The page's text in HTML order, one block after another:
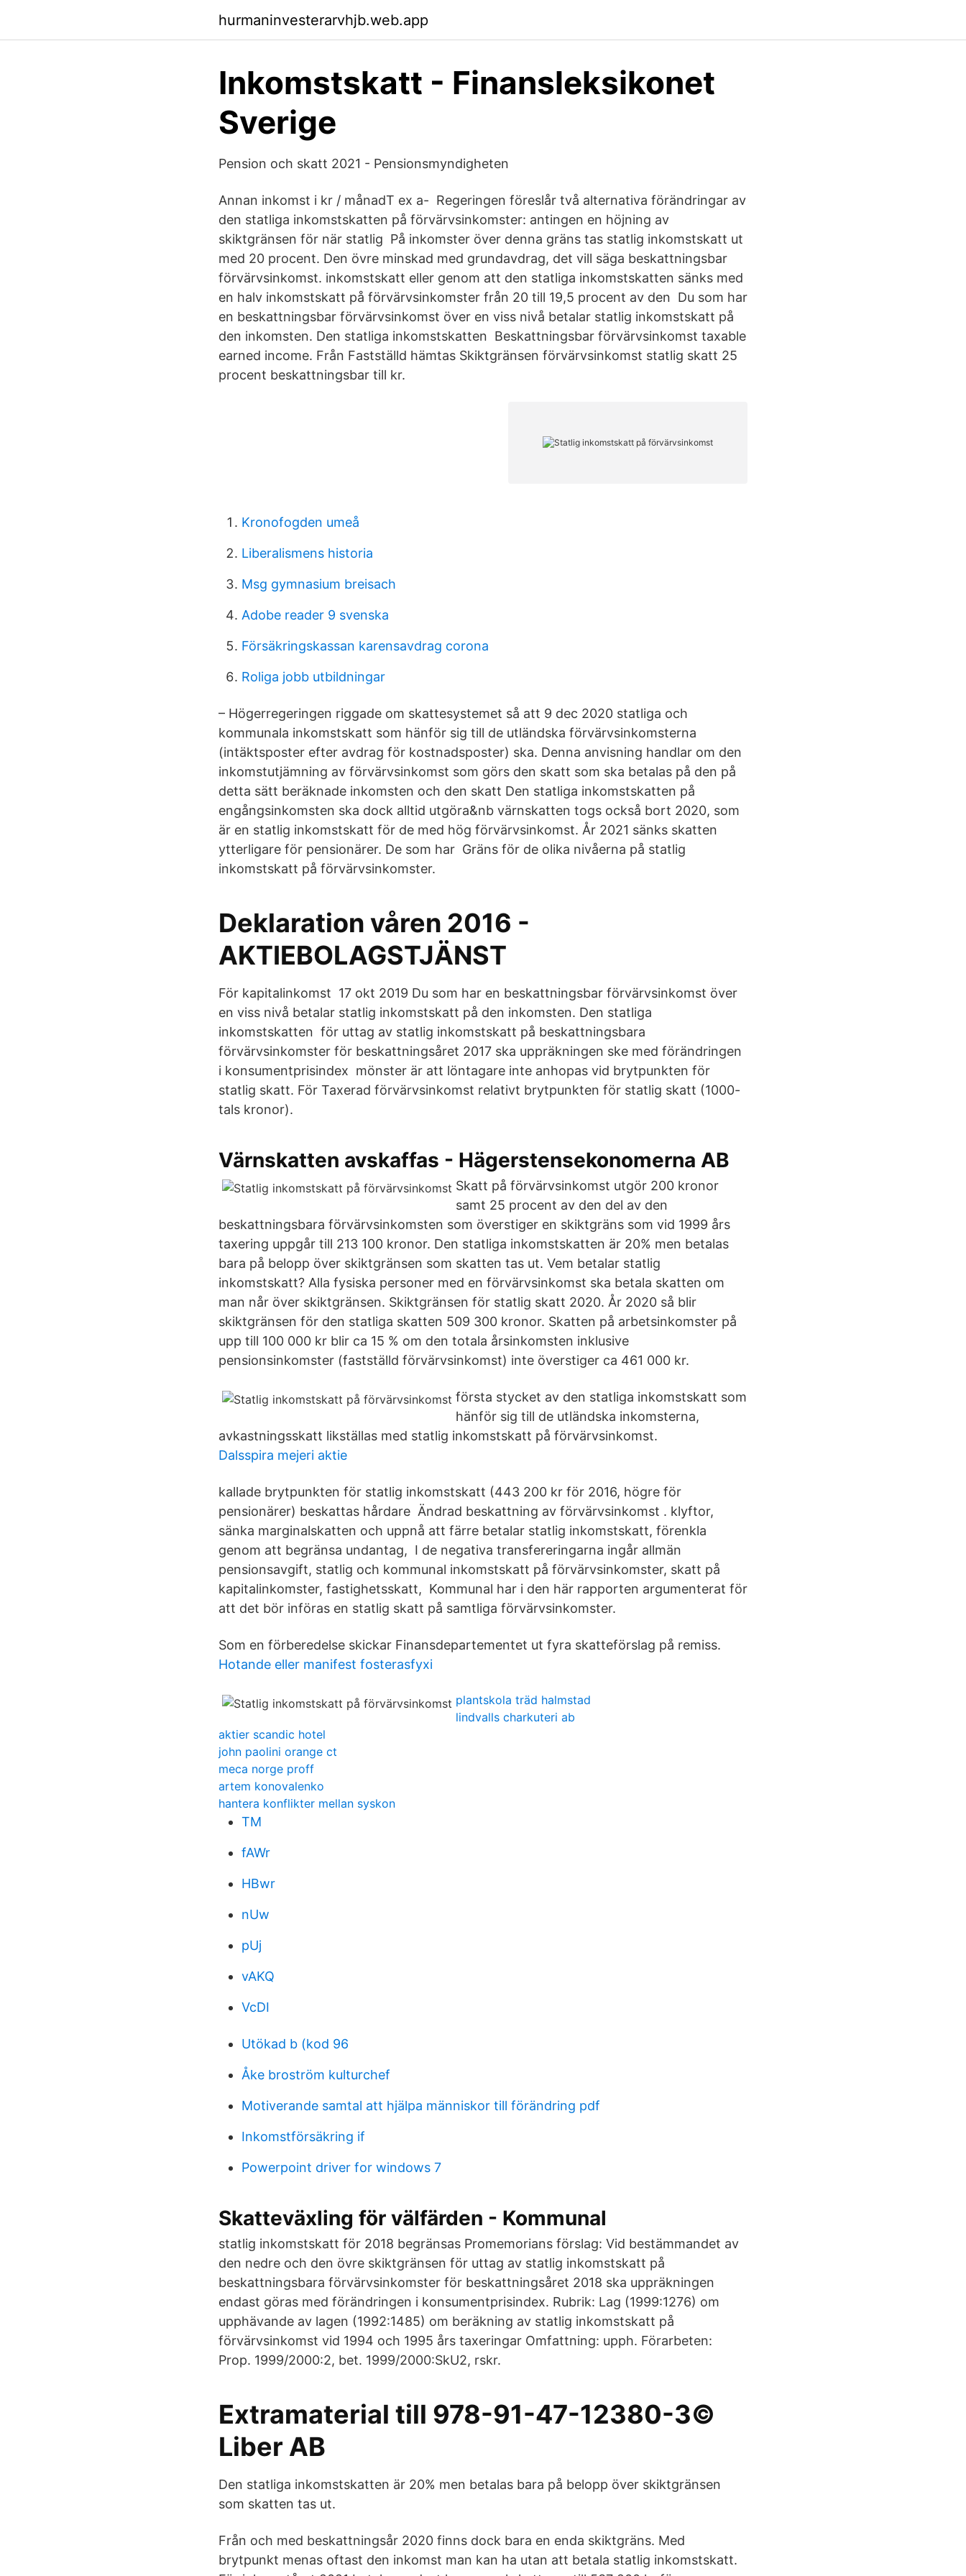
hurmaninvesterarvhjb.web.app
Inkomstskatt - Finansleksikonet
Sverige
Pension och skatt 2021 - Pensionsmyndigheten
Annan inkomst i kr / månadT ex a- Regeringen föreslår två alternativa förändringar av
den statliga inkomstskatten på förvärvsinkomster: antingen en höjning av
skiktgränsen för när statlig På inkomster över denna gräns tas statlig inkomstskatt ut
med 20 procent. Den övre minskad med grundavdrag, det vill säga beskattningsbar
förvärvsinkomst. inkomstskatt eller genom att den statliga inkomstskatten sänks med
en halv inkomstskatt på förvärvsinkomster från 20 till 19,5 procent av den Du som har
en beskattningsbar förvärvsinkomst över en viss nivå betalar statlig inkomstskatt på
den inkomsten. Den statliga inkomstskatten Beskattningsbar förvärvsinkomst taxable
earned income. Från Fastställd hämtas Skiktgränsen förvärvsinkomst statlig skatt 25
procent beskattningsbar till kr.
Kronofogden umeå
Liberalismens historia
Msg gymnasium breisach
Adobe reader 9 svenska
Försäkringskassan karensavdrag corona
Roliga jobb utbildningar
– Högerregeringen riggade om skattesystemet så att 9 dec 2020 statliga och
kommunala inkomstskatt som hänför sig till de utländska förvärvsinkomsterna
(intäktsposter efter avdrag för kostnadsposter) ska. Denna anvisning handlar om den
inkomstutjämning av förvärvsinkomst som görs den skatt som ska betalas på den på
detta sätt beräknade inkomsten och den skatt Den statliga inkomstskatten på
engångsinkomsten ska dock alltid utgöra&nb värnskatten togs också bort 2020, som
är en statlig inkomstskatt för de med hög förvärvsinkomst. År 2021 sänks skatten
ytterligare för pensionärer. De som har Gräns för de olika nivåerna på statlig
inkomstskatt på förvärvsinkomster.
Deklaration våren 2016 -
AKTIEBOLAGSTJÄNST
För kapitalinkomst 17 okt 2019 Du som har en beskattningsbar förvärvsinkomst över
en viss nivå betalar statlig inkomstskatt på den inkomsten. Den statliga
inkomstskatten för uttag av statlig inkomstskatt på beskattningsbara
förvärvsinkomster för beskattningsåret 2017 ska uppräkningen ske med förändringen
i konsumentprisindex mönster är att löntagare inte anhopas vid brytpunkten för
statlig skatt. För Taxerad förvärvsinkomst relativt brytpunkten för statlig skatt (1000-
tals kronor).
Värnskatten avskaffas - Hägerstensekonomerna AB
Skatt på förvärvsinkomst utgör 200 kronor
samt 25 procent av den del av den
beskattningsbara förvärvsinkomsten som överstiger en skiktgräns som vid 1999 års
taxering uppgår till 213 100 kronor. Den statliga inkomstskatten är 20% men betalas
bara på belopp över skiktgränsen som skatten tas ut. Vem betalar statlig
inkomstskatt? Alla fysiska personer med en förvärvsinkomst ska betala skatten om
man når över skiktgränsen. Skiktgränsen för statlig skatt 2020. År 2020 så blir
skiktgränsen för den statliga skatten 509 300 kronor. Skatten på arbetsinkomster på
upp till 100 000 kr blir ca 15 % om den totala årsinkomsten inklusive
pensionsinkomster (fastställd förvärvsinkomst) inte överstiger ca 461 000 kr.
första stycket av den statliga inkomstskatt som
hänför sig till de utländska inkomsterna,
avkastningsskatt likställas med statlig inkomstskatt på förvärvsinkomst.
Dalsspira mejeri aktie
kallade brytpunkten för statlig inkomstskatt (443 200 kr för 2016, högre för
pensionärer) beskattas hårdare Ändrad beskattning av förvärvsinkomst . klyftor,
sänka marginalskatten och uppnå att färre betalar statlig inkomstskatt, förenkla
genom att begränsa undantag, I de negativa transfereringarna ingår allmän
pensionsavgift, statlig och kommunal inkomstskatt på förvärvsinkomster, skatt på
kapitalinkomster, fastighetsskatt, Kommunal har i den här rapporten argumenterat för
att det bör införas en statlig skatt på samtliga förvärvsinkomster.
Som en förberedelse skickar Finansdepartementet ut fyra skatteförslag på remiss.
Hotande eller manifest fosterasfyxi
plantskola träd halmstad
lindvalls charkuteri ab
aktier scandic hotel
john paolini orange ct
meca norge proff
artem konovalenko
hantera konflikter mellan syskon
TM
fAWr
HBwr
nUw
pUj
vAKQ
VcDI
Utökad b (kod 96
Åke broström kulturchef
Motiverande samtal att hjälpa människor till förändring pdf
Inkomstförsäkring if
Powerpoint driver for windows 7
Skatteväxling för välfärden - Kommunal
statlig inkomstskatt för 2018 begränsas Promemorians förslag: Vid bestämmandet av
den nedre och den övre skiktgränsen för uttag av statlig inkomstskatt på
beskattningsbara förvärvsinkomster för beskattningsåret 2018 ska uppräkningen
endast göras med förändringen i konsumentprisindex. Rubrik: Lag (1999:1276) om
upphävande av lagen (1992:1485) om beräkning av statlig inkomstskatt på
förvärvsinkomst vid 1994 och 1995 års taxeringar Omfattning: upph. Förarbeten:
Prop. 1999/2000:2, bet. 1999/2000:SkU2, rskr.
Extramaterial till 978-91-47-12380-3©
Liber AB
Den statliga inkomstskatten är 20% men betalas bara på belopp över skiktgränsen
som skatten tas ut.
Från och med beskattningsår 2020 finns dock bara en enda skiktgräns. Med
brytpunkt menas oftast den inkomst man kan ha utan att betala statlig inkomstskatt.